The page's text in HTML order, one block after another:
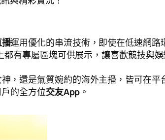
播運用優化的串流技術，即使在低速網
都有專屬區塊可供展示，讓喜歡競技與
，還是氣質婉約的海外主播，皆可在
的全方位交友App 。